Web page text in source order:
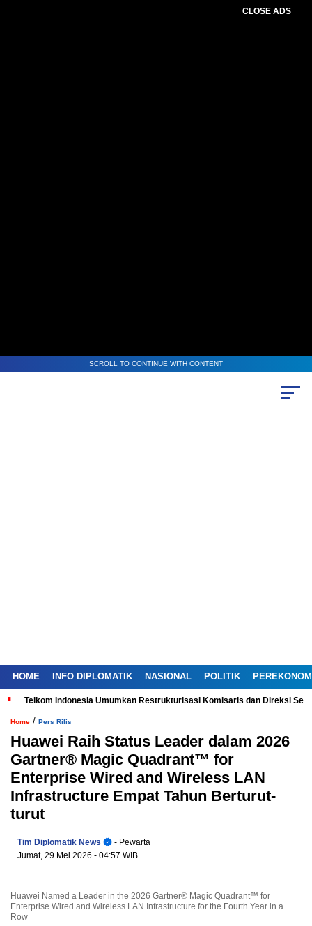
CLOSE ADS
SCROLL TO CONTINUE WITH CONTENT
HOME INFO DIPLOMATIK NASIONAL POLITIK
Telkom Indonesia Umumkan Restrukturisasi Komisaris dan Direksi
Home / Pers Rilis
Huawei Raih Status Leader dalam 2026
Gartner® Magic Quadrant™ for
Enterprise Wired and Wireless LAN
Infrastructure Empat Tahun Berturut-
turut
Tim Diplomatik News
- Pewarta
Jumat, 29 Mei 2026 - 04:57 WIB
Huawei Named a Leader in the 2026 Gartner® Magic Quadrant™ for
Enterprise Wired and Wireless LAN Infrastructure for the Fourth Year in a
Row